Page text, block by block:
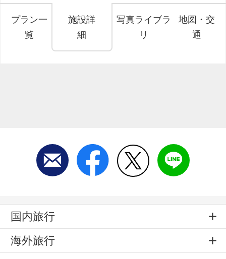
プラン一
覧
施設詳
細
写真ライブラ
リ
地図・交
通
国内旅行
海外旅行